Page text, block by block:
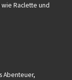
Raclette und
Abenteuer,